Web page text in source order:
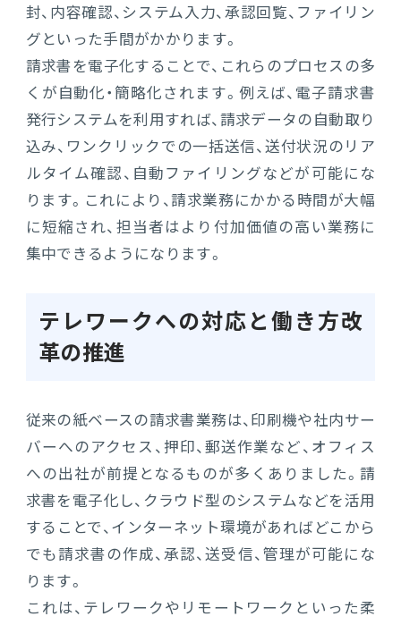
封、内容確認、システム入力、承認回覧、ファイリン
グといった手間がかかります。
請求書を電子化することで、これらのプロセスの多
くが自動化・簡略化されます。例えば、電子請求書
発行システムを利用すれば、請求データの自動取り
込み、ワンクリックでの一括送信、送付状況のリア
ルタイム確認、自動ファイリングなどが可能にな
ります。これにより、請求業務にかかる時間が大幅
に短縮され、担当者はより付加価値の高い業務に
集中できるようになります。
テレワークへの対応と働き方改
革の推進
従来の紙ベースの請求書業務は、印刷機や社内サー
バーへのアクセス、押印、郵送作業など、オフィス
への出社が前提となるものが多くありました。請
求書を電子化し、クラウド型のシステムなどを活用
することで、インターネット環境があればどこから
でも請求書の作成、承認、送受信、管理が可能にな
ります。
これは、テレワークやリモートワークといった柔